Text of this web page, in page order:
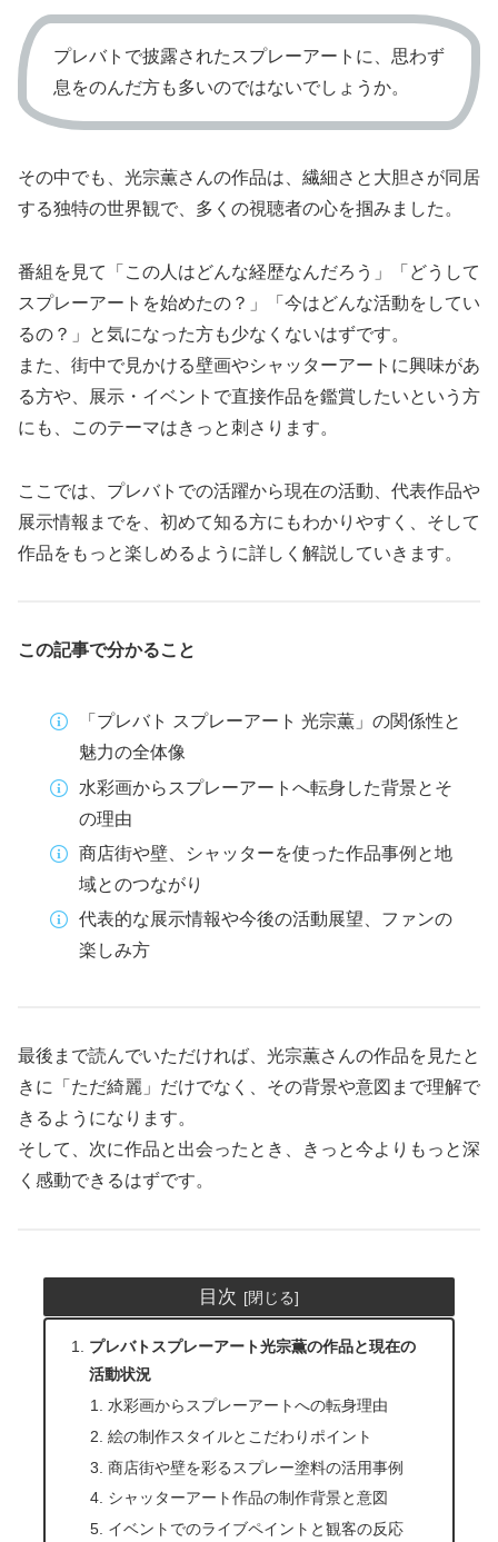
プレバトで披露されたスプレーアートに、思わず
息をのんだ方も多いのではないでしょうか。
その中でも、光宗薫さんの作品は、繊細さと大胆さが同居
する独特の世界観で、多くの視聴者の心を掴みました。
番組を見て「この人はどんな経歴なんだろう」「どうして
スプレーアートを始めたの？」「今はどんな活動をしてい
るの？」と気になった方も少なくないはずです。
また、街中で見かける壁画やシャッターアートに興味があ
る方や、展示・イベントで直接作品を鑑賞したいという方
にも、このテーマはきっと刺さります。
ここでは、プレバトでの活躍から現在の活動、代表作品や
展示情報までを、初めて知る方にもわかりやすく、そして
作品をもっと楽しめるように詳しく解説していきます。
この記事で分かること
「プレバト スプレーアート 光宗薫」の関係性と
魅力の全体像
水彩画からスプレーアートへ転身した背景とそ
の理由
商店街や壁、シャッターを使った作品事例と地
域とのつながり
代表的な展示情報や今後の活動展望、ファンの
楽しみ方
最後まで読んでいただければ、光宗薫さんの作品を見たと
きに「ただ綺麗」だけでなく、その背景や意図まで理解で
きるようになります。
そして、次に作品と出会ったとき、きっと今よりもっと深
く感動できるはずです。
目次
プレバトスプレーアート光宗薫の作品と現在の
活動状況
水彩画からスプレーアートへの転身理由
絵の制作スタイルとこだわりポイント
商店街や壁を彩るスプレー塗料の活用事例
シャッターアート作品の制作背景と意図
イベントでのライブペイントと観客の反応